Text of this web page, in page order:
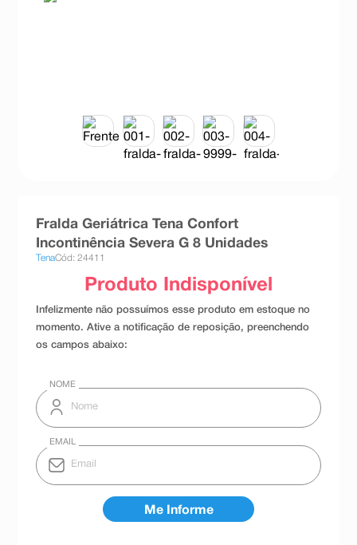
Fralda Geriátrica Tena Confort
Incontinência Severa G 8 Unidades
TenaCód: 24411